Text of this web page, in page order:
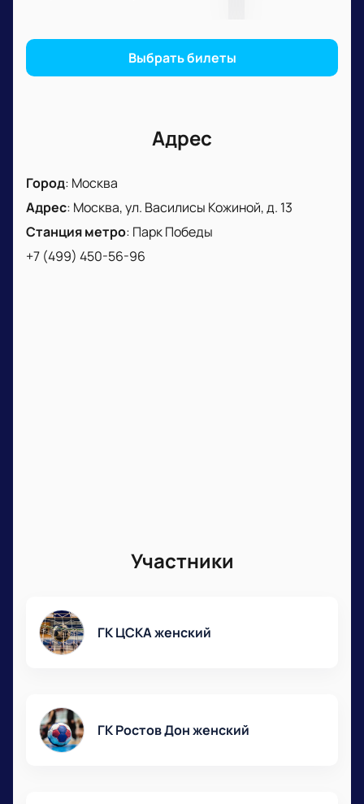
или по телефону компании.
Выбрать билеты
Адрес
Город: Москва
Адрес: Москва, ул. Василисы Кожиной, д. 13
Станция метро: Парк Победы
+7 (499) 450-56-96
Участники
ГК ЦСКА женский
ГК Ростов Дон женский